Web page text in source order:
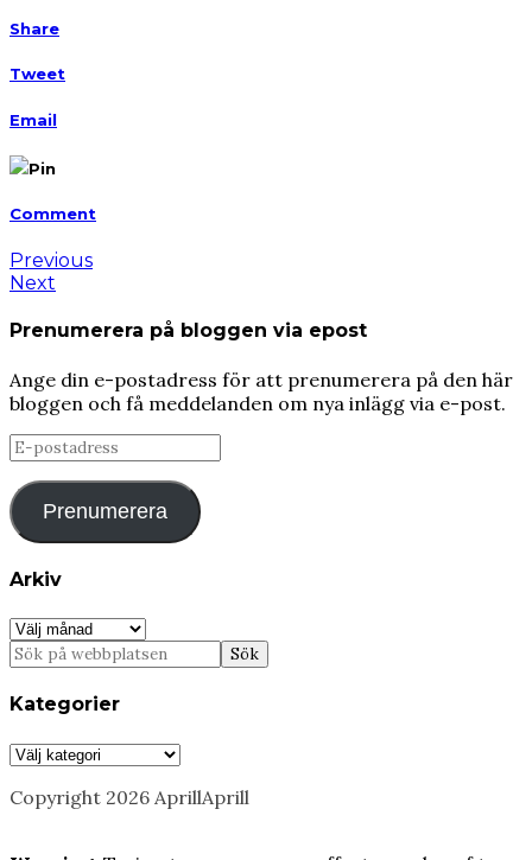
Share
Tweet
Email
Pin
Comment
Previous
Next
Prenumerera på bloggen via epost
Ange din e-postadress för att prenumerera på den här
bloggen och få meddelanden om nya inlägg via e-post.
E-
postadress
Prenumerera
Arkiv
Arkiv
Kategorier
Kategorier
Copyright 2026 AprillAprill